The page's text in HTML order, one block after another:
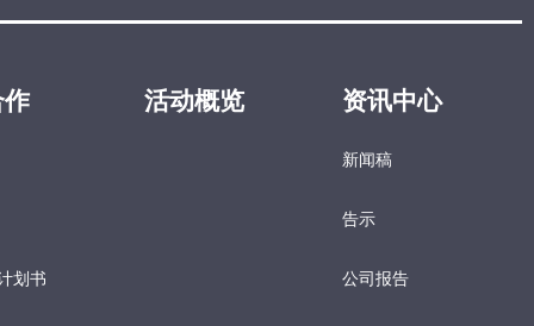
划书
活动概览 资讯中心
新闻稿
告示
公司报告